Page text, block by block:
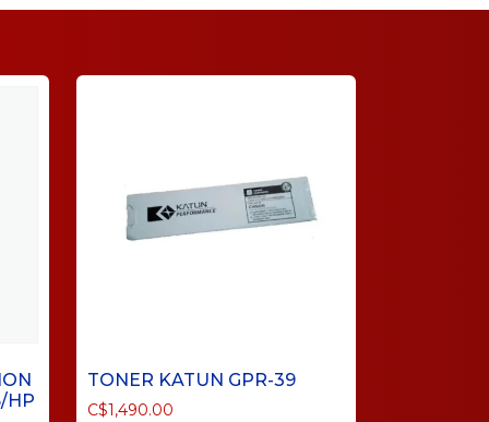
HP
TONER KATUN GPR-39
C$1,490.00